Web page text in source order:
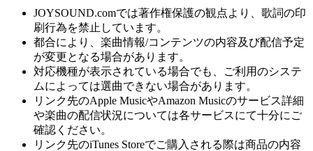
JOYSOUND.comでは著作権保護の観点より、歌詞の印
刷行為を禁止しています。
都合により、楽曲情報/コンテンツの内容及び配信予定
が変更となる場合があります。
対応機種が表示されている場合でも、ご利用のシステ
ムによっては選曲できない場合があります。
リンク先のApple MusicやAmazon Musicのサービス詳細
や楽曲の配信状況については各サービスにて十分にご
確認ください。
リンク先のiTunes Storeでご購入される際は商品の内容